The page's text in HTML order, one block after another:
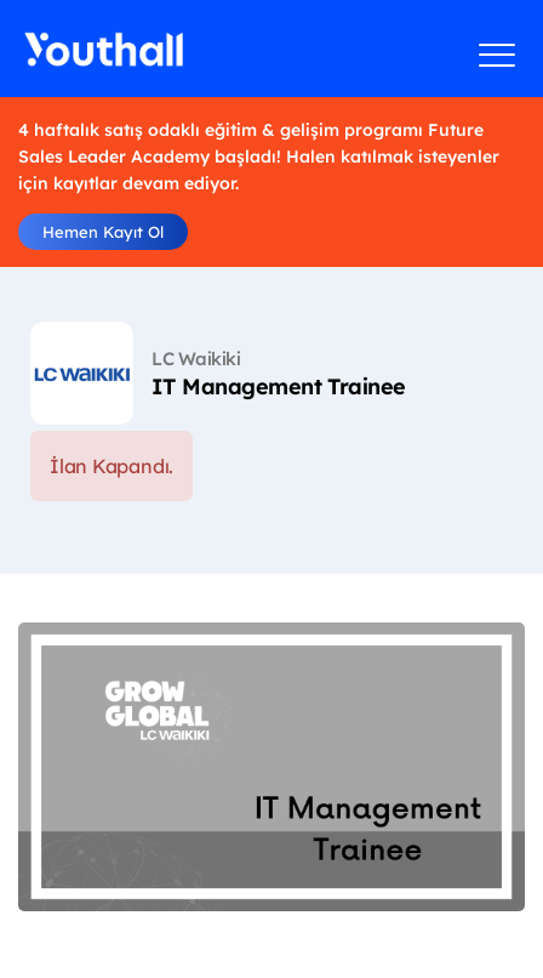
4 haftalık satış odaklı eğitim & gelişim programı Future
Sales Leader Academy başladı! Halen katılmak isteyenler
için kayıtlar devam ediyor.
Hemen Kayıt Ol
LC Waikiki
IT Management Trainee
İlan Kapandı.